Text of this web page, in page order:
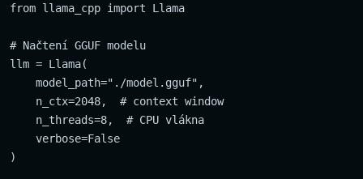
from llama_cpp import Llama
# Načtení GGUF modelu
llm = Llama(
    model_path="./model.gguf",
    n_ctx=2048,  # context window
    n_threads=8,  # CPU vlákna
    verbose=False
)